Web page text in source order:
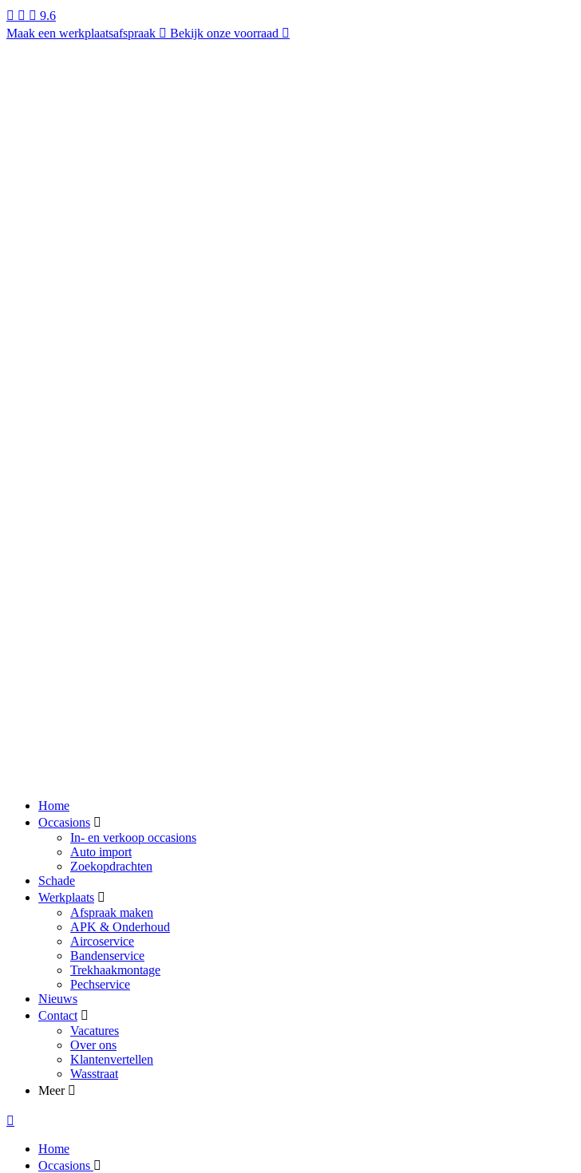
9.6
Maak een werkplaatsafspraak
Bekijk onze voorraad
Home
Occasions
In- en verkoop occasions
Auto import
Zoekopdrachten
Schade
Werkplaats
Afspraak maken
APK & Onderhoud
Aircoservice
Bandenservice
Trekhaakmontage
Pechservice
Nieuws
Contact
Vacatures
Over ons
Klantenvertellen
Wasstraat
Meer
Home
Occasions